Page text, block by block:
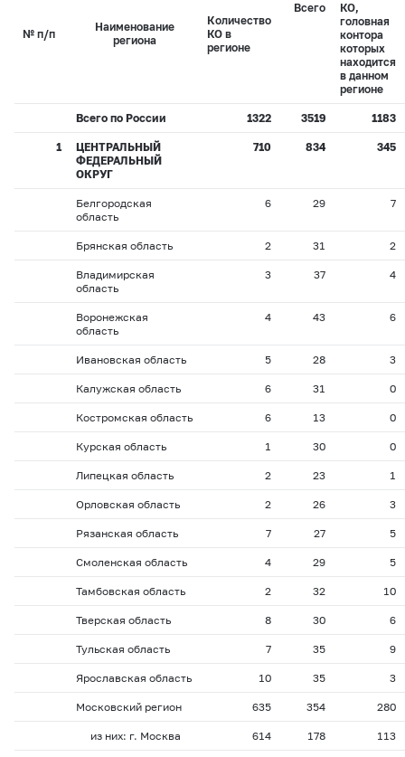
№ п/п
Наименование
региона
Количество
КО в
регионе
Всего
КО,
головная
контора
которых
находится
в данном
регионе
Всего по России 1322 3519 1183
1
ЦЕНТРАЛЬНЫЙ
ФЕДЕРАЛЬНЫЙ
ОКРУГ
710 834 345
Белгородская
область
6 29 7
Брянская область 2 31 2
Владимирская
область
3 37 4
Воронежская
область
4 43 6
Ивановская область 5 28 3
Калужская область 6 31 0
Костромская область 6 13 0
Курская область 1 30 0
Липецкая область 2 23 1
Орловская область 2 26 3
Рязанская область 7 27 5
Смоленская область 4 29 5
Тамбовская область 2 32 10
Тверская область 8 30 6
Тульская область 7 35 9
Ярославская область 10 35 3
Московский регион 635 354 280
из них: г. Москва 614 178 113